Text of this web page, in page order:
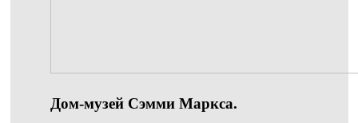
Дом-музей Сэмми Маркса.